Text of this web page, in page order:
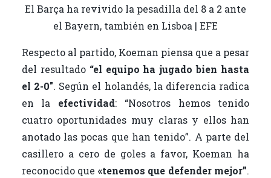
El Barça ha revivido la pesadilla del 8 a 2 ante
el Bayern, también en Lisboa | EFE
Respecto al partido, Koeman piensa que a pesar
del resultado “el equipo ha jugado bien hasta
el 2-0″. Según el holandés, la diferencia radica
en la efectividad: “Nosotros hemos tenido
cuatro oportunidades muy claras y ellos han
anotado las pocas que han tenido”. A parte del
casillero a cero de goles a favor, Koeman ha
reconocido que «tenemos que defender mejor”.